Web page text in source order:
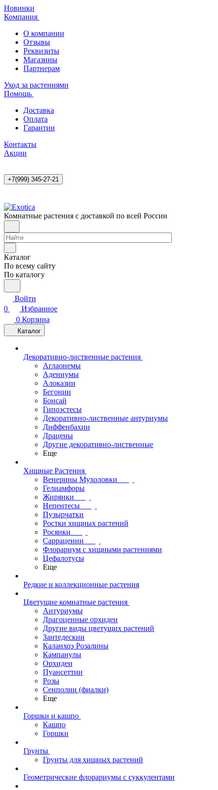
Новинки
Компания
О компании
Отзывы
Реквизиты
Магазины
Партнерам
Уход за растениями
Помощь
Доставка
Оплата
Гарантии
Контакты
Акции
+7(999) 345-27-21
Комнатные растения с доставкой по всей России
Каталог
По всему сайту
По каталогу
Войти
0
Избранное
0 Корзина
Каталог
Декоративно-лиственные растения
Аглаонемы
Адениумы
Алоказии
Бегонии
Бонсай
Гипоэстесы
Декоративно-лиственные антуриумы
Диффенбахии
Драцены
Другие декоративно-лиственные
Еще
Хищные Растения
Венерины Мухоловки
Гелиамфоры
Жирянки
Непентесы
Пузырчатки
Ростки хищных растений
Росянки
Саррацении
Флорариум с хищными растениями
Цефалотусы
Еще
Редкие и коллекционные растения
Цветущие комнатные растения
Антуриумы
Драгоценные орхидеи
Другие виды цветущих растений
Зантедескии
Каланхоэ Розалины
Кампанулы
Орхидеи
Пуансеттии
Розы
Сенполии (фиалки)
Еще
Горшки и кашпо
Кашпо
Горшки
Грунты
Грунты для хищных растений
Геометрические флорариумы с суккулентами